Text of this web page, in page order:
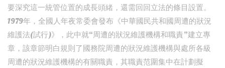
要深究這一統管位置的成長頭緒，還需回回立法的條目設置。
1979年，全國人年夜常委會發布《中華國民共和國周遭的狀況
維護法(試行)》，此中就“周遭的狀況維護機構和職責”建立專
章，該章節明白規則了國務院周遭的狀況維護機構與處所各級
周遭的狀況維護機構的有關職責，其職責范圍集中在計劃擬